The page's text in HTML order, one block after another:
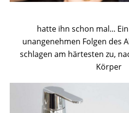
hatte ihn schon mal...
unangenehmen Folgen des
schlagen am härtesten zu,
Körper